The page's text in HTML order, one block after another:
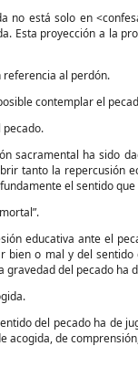
solo en
Esta proyección a la
referencia al perdón.
contemplar el
ha sido
tanto la repercusión
el sentido
ante el
bien o mal y del
gravedad del pecado ha
del pecado ha de
acogida, de